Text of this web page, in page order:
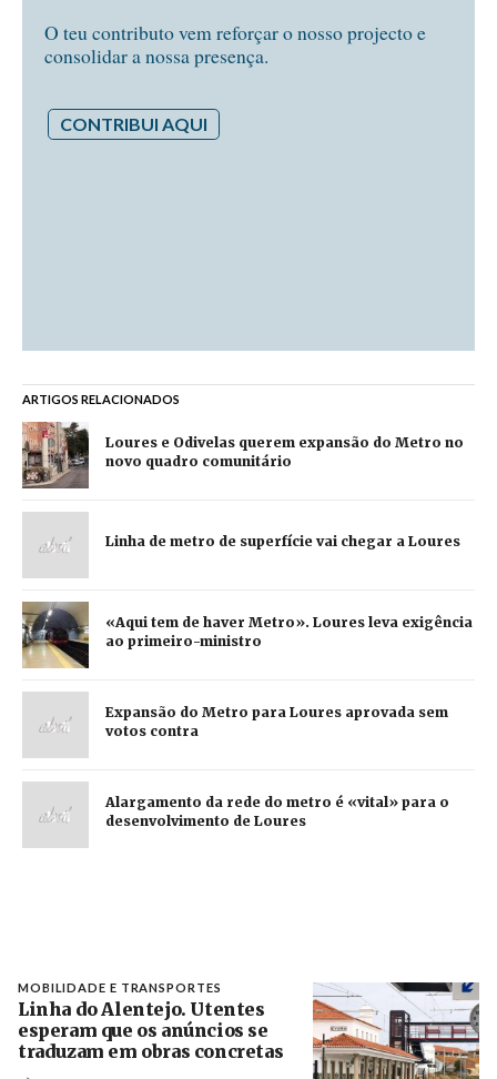
O teu contributo vem reforçar o nosso projecto e
consolidar a nossa presença.
CONTRIBUI AQUI
ARTIGOS RELACIONADOS
Loures e Odivelas querem expansão do Metro no
novo quadro comunitário
Linha de metro de superfície vai chegar a Loures
«Aqui tem de haver Metro». Loures leva exigência
ao primeiro-ministro
Expansão do Metro para Loures aprovada sem
votos contra
Alargamento da rede do metro é «vital» para o
desenvolvimento de Loures
MOBILIDADE E TRANSPORTES
Linha do Alentejo. Utentes
esperam que os anúncios se
traduzam em obras concretas